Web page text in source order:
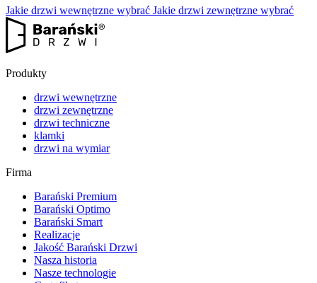
Jakie drzwi wewnętrzne wybrać Jakie drzwi zewnętrzne wybrać
Produkty
drzwi wewnętrzne
drzwi zewnętrzne
drzwi techniczne
klamki
drzwi na wymiar
Firma
Barański Premium
Barański Optimo
Barański Smart
Realizacje
Jakość Barański Drzwi
Nasza historia
Nasze technologie